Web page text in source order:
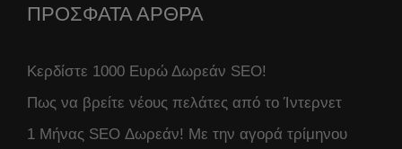
ΠΡΟΣΦΑΤΑ ΑΡΘΡΑ
Κερδίστε 1000 Ευρώ Δωρεάν SEO!
Πως να βρείτε νέους πελάτες από το Ίντερνετ
1 Μήνας SEO Δωρεάν! Με την αγορά τρίμηνου